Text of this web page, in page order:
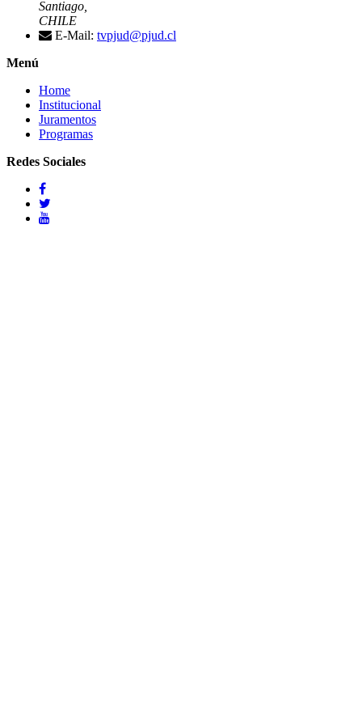
Santiago,
CHILE
E-Mail: tvpjud@pjud.cl
Menú
Home
Institucional
Juramentos
Programas
Redes Sociales